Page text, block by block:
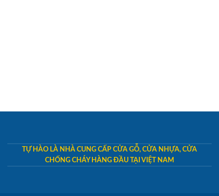
TỰ HÀO LÀ NHÀ CUNG CẤP CỬA GỖ, CỬA NHỰA, CỬA
CHỐNG CHÁY HÀNG ĐẦU TẠI VIỆT NAM